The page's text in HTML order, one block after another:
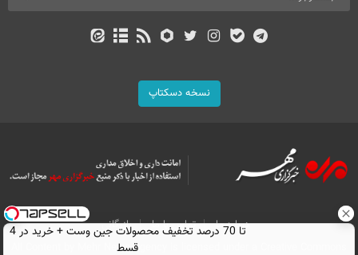
نسخه دسکتاپ
درباره ما تماس با ما
بازرگانی
All Content by Mehr News Agency is licensed under a Creative Commons
تا 70 درصد تخفیف محصولات جین وست + خرید در 4
قسط